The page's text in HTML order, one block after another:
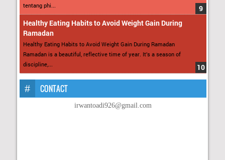
tentang phi...
Healthy Eating Habits to Avoid Weight Gain During
Ramadan
Healthy Eating Habits to Avoid Weight Gain During Ramadan
Ramadan is a beautiful, reflective time of year. It’s a season of
discipline,...
CONTACT
irwantoadi926@gmail.com